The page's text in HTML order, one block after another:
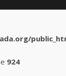
924